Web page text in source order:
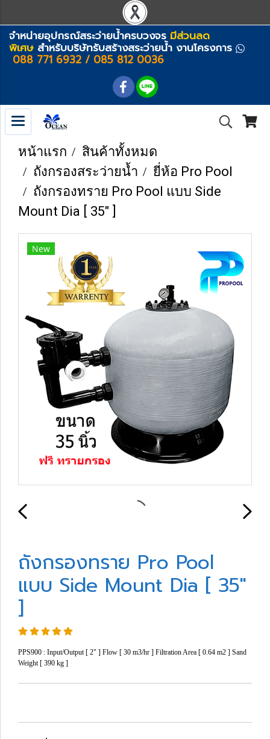
จำหน่ายอุปกรณ์สระว่ายน้ำครบวงจร มีส่วนลด
พิเศษ สำหรับบริษัทรับสร้างสระว่ายน้ำ งานโครงการ
088 771 6932 / 085 812 0036
หน้าแรก
สินค้าทั้งหมด
ถังกรองสระว่ายน้ำ
ยี่ห้อ Pro Pool
ถังกรองทราย Pro Pool แบบ Side
Mount Dia [ 35" ]
New
ถังกรองทราย Pro Pool
แบบ Side Mount Dia [ 35"
]
PPS900 : Input/Output [ 2" ] Flow [ 30 m3/hr ] Filtration Area [ 0.64 m2 ] Sand
Weight [ 390 kg ]